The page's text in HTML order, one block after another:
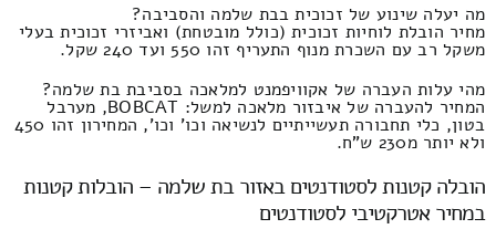
מה יעלה שינוע של זכוכית בבת שלמה והסביבה?
מחיר הובלת לוחיות זכוכית (כולל מובטחת) ואביזרי זכוכית בעלי
משקל רב עם השכרת מנוף התעריף זהו 550 ועד 240 שקל.
מהי עלות העברה של אקוויפמנט למלאכה בסביבת בת שלמה?
המחיר להעברה של איבזור מלאכה למשל: BOBCAT, מערבל
בטון, כלי תחבורה תעשייתיים לנשיאה וכו' וכו', המחירון זהו 450
ולא יותר מ230 ש"ח.
הובלה קטנות לסטודנטים באזור בת שלמה – הובלות קטנות
במחיר אטרקטיבי לסטודנטים